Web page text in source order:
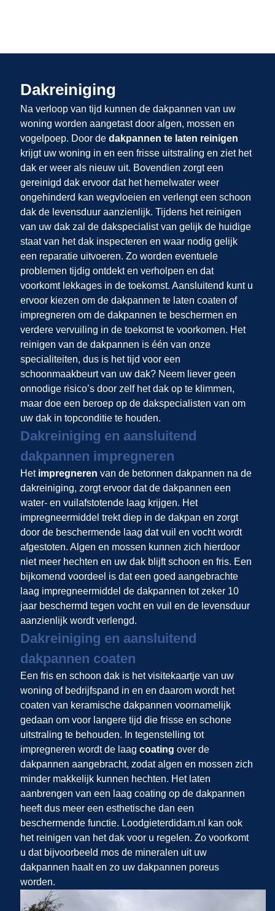
Dakreiniging
Na verloop van tijd kunnen de dakpannen van uw
woning worden aangetast door algen, mossen en
vogelpoep. Door de dakpannen te laten reinigen
krijgt uw woning in en een frisse uitstraling en ziet het
dak er weer als nieuw uit. Bovendien zorgt een
gereinigd dak ervoor dat het hemelwater weer
ongehinderd kan wegvloeien en verlengt een schoon
dak de levensduur aanzienlijk. Tijdens het reinigen
van uw dak zal de dakspecialist van gelijk de huidige
staat van het dak inspecteren en waar nodig gelijk
een reparatie uitvoeren. Zo worden eventuele
problemen tijdig ontdekt en verholpen en dat
voorkomt lekkages in de toekomst. Aansluitend kunt u
ervoor kiezen om de dakpannen te laten coaten of
impregneren om de dakpannen te beschermen en
verdere vervuiling in de toekomst te voorkomen. Het
reinigen van de dakpannen is één van onze
specialiteiten, dus is het tijd voor een
schoonmaakbeurt van uw dak? Neem liever geen
onnodige risico’s door zelf het dak op te klimmen,
maar doe een beroep op de dakspecialisten van om
uw dak in topconditie te houden.
Dakreiniging en aansluitend
dakpannen impregneren
Het impregneren van de betonnen dakpannen na de
dakreiniging, zorgt ervoor dat de dakpannen een
water- en vuilafstotende laag krijgen. Het
impregneermiddel trekt diep in de dakpan en zorgt
door de beschermende laag dat vuil en vocht wordt
afgestoten. Algen en mossen kunnen zich hierdoor
niet meer hechten en uw dak blijft schoon en fris. Een
bijkomend voordeel is dat een goed aangebrachte
laag impregneermiddel de dakpannen tot zeker 10
jaar beschermd tegen vocht en vuil en de levensduur
aanzienlijk wordt verlengd.
Dakreiniging en aansluitend
dakpannen coaten
Een fris en schoon dak is het visitekaartje van uw
woning of bedrijfspand in en en daarom wordt het
coaten van keramische dakpannen voornamelijk
gedaan om voor langere tijd die frisse en schone
uitstraling te behouden. In tegenstelling tot
impregneren wordt de laag coating over de
dakpannen aangebracht, zodat algen en mossen zich
minder makkelijk kunnen hechten. Het laten
aanbrengen van een laag coating op de dakpannen
heeft dus meer een esthetische dan een
beschermende functie. Loodgieterdidam.nl kan ook
het reinigen van het dak voor u regelen. Zo voorkomt
u dat bijvoorbeeld mos de mineralen uit uw
dakpannen haalt en zo uw dakpannen poreus
worden.